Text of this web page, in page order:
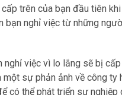
trên của bạn đầu tiên
nghỉ việc từ những
việc vì lo lắng sẽ bị
sự phản ảnh về công
có thể phát triển sự